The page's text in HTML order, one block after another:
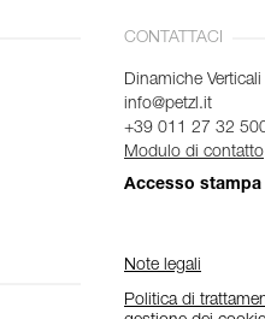
CONTATTACI
Dinamiche Verticali
info@petzl.it
+39 011 27 32
Modulo di contatto
Accesso stampa
Note legali
Politica di